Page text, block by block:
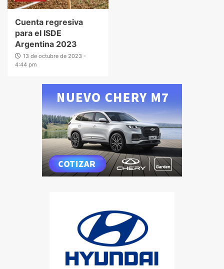
Cuenta regresiva
para el ISDE
Argentina 2023
13 de octubre de 2023 -
4:44 pm